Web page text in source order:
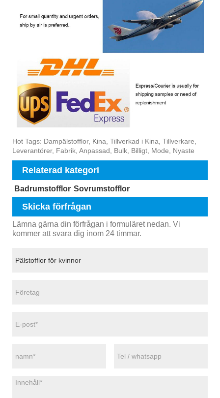
Hot Tags: Dampälstofflor, Kina, Tillverkad i Kina, Tillverkare,
Leverantörer, Fabrik, Anpassad, Bulk, Billigt, Mode, Nyaste
Relaterad kategori
Badrumstofflor Sovrumstofflor
Skicka förfrågan
Lämna gärna din förfrågan i formuläret nedan. Vi
kommer att svara dig inom 24 timmar.